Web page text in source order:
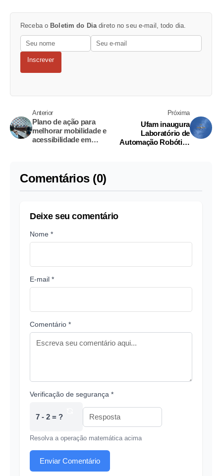
Receba o Boletim do Diadireto no seu e-mail, todo dia.
Inscrever
Anterior
Plano de ação para
melhorar mobilidade e
acessibilidade em
Próxima
Ufam inaugura
Laboratório de
Automação Robótica
Comentários (0)
Deixe seu comentário
Nome *
E-mail *
Comentário *
Verificação de segurança *
7 - 2 = ?
Resolva a operação matemática acima
Enviar Comentário